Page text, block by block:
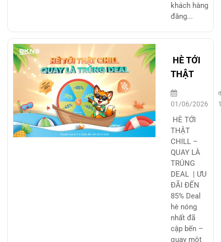
khách hàng
đăng...
HÈ TỚI
THẬT
CHILL –
QUAY LÀ
TRÚNG
DEAL |
ƯU ĐÃI
ĐẾN 85%
01/06/2026
HÈ TỚI
THẬT
CHILL –
QUAY LÀ
TRÚNG
DEAL | ƯU
ĐÃI ĐẾN
85% Deal
hè nóng
nhất đã
cập bến –
quay một